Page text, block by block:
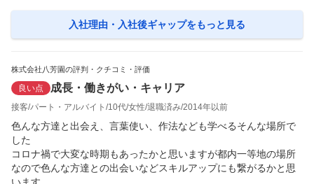
入社理由・入社後ギャップをもっと見る
株式会社八芳園の評判・クチコミ・評価
良い点 成長・働きがい・キャリア
接客 パート・アルバイト 10代 女性 退職済み 2014年以前
色んな方達と出会え、言葉使い、作法なども学べるそんな場所で
した
コロナ禍で大変な時期もあったかと思いますが都内一等地の場所
なので色んな方達との出会いなどスキルアップにも繋がるかと思